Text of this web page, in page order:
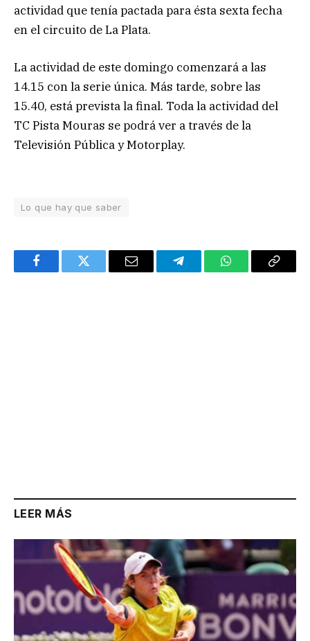
actividad que tenía pactada para ésta sexta fecha
en el circuito de La Plata.
La actividad de este domingo comenzará a las
14.15 con la serie única. Más tarde, sobre las
15.40, está prevista la final. Toda la actividad del
TC Pista Mouras se podrá ver a través de la
Televisión Pública y Motorplay.
Lo que hay que saber
FacebookTwitter Email TelegramWhatsAppCopy
LEER MÁS